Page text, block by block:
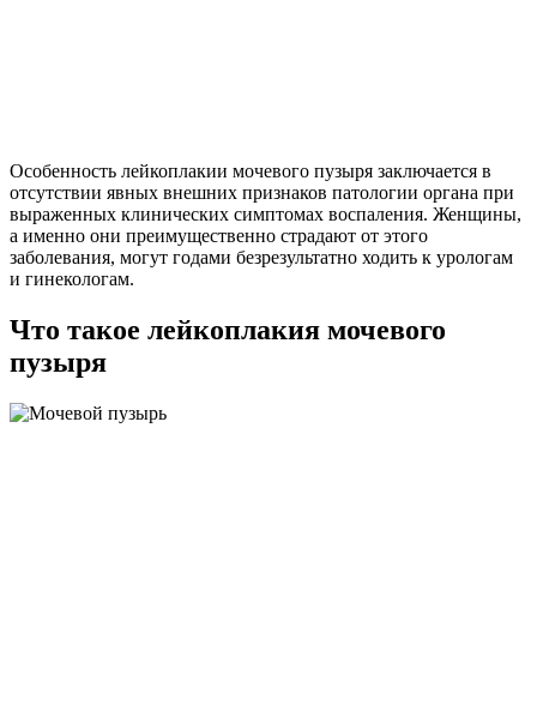
Особенность лейкоплакии мочевого пузыря заключается в
отсутствии явных внешних признаков патологии органа при
выраженных клинических симптомах воспаления. Женщины,
а именно они преимущественно страдают от этого
заболевания, могут годами безрезультатно ходить к урологам
и гинекологам.
Что такое лейкоплакия мочевого
пузыря